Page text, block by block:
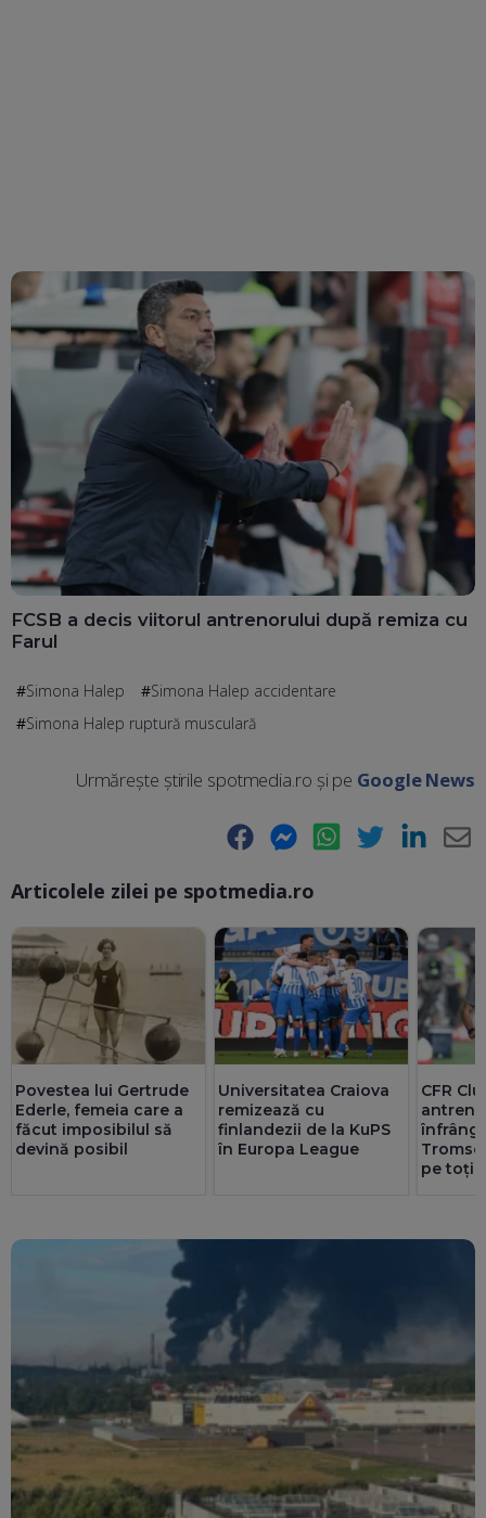
FCSB a decis viitorul antrenorului după remiza cu
Farul
Simona Halep
Simona Halep accidentare
Simona Halep ruptură musculară
Urmărește știrile spotmedia.ro și pe Google News
Facebook Messenger WhatsApp Twitter LinkedIn
Articolele zilei pe spotmedia.ro
Povestea lui Gertrude
Ederle, femeia care a
făcut imposibilul să
devină posibil
Universitatea Craiova
remizează cu
finlandezii de la KuPS
în Europa League
CFR
pe toți”